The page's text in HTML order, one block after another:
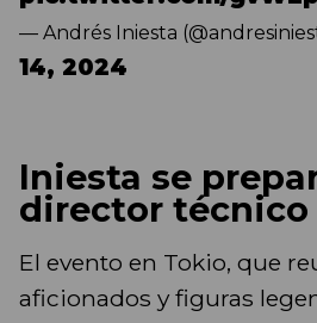
— Andrés Iniesta
14, 2024
Iniesta se
director técnico
El evento en Tokio, que
aficionados y figuras